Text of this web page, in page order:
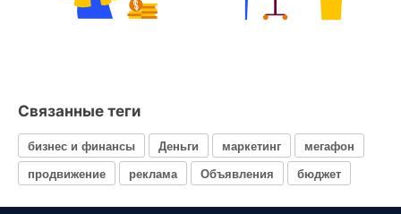
Связанные теги
бизнес и финансы Деньги маркетинг
мегафон
продвижение
реклама Объявления бюджет